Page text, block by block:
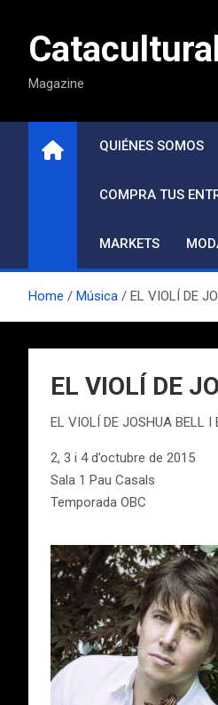
contenidoCatacultural
Magazine
QUIÉNES SOMOS
COMPRA TUS
MARKETS
Home Música EL VIOLÍ DE
EL VIOLÍ DE
EL VIOLÍ DE JOSHUA BELL I
2, 3 i 4 d’octubre de 2015
Sala 1 Pau Casals
Temporada OBC